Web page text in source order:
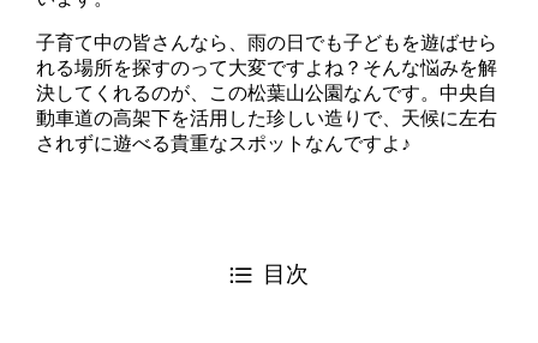
子育て中の皆さんなら、雨の日でも子どもを遊ばせら
れる場所を探すのって大変ですよね？そんな悩みを解
決してくれるのが、この松葉山公園なんです。中央自
動車道の高架下を活用した珍しい造りで、天候に左右
されずに遊べる貴重なスポットなんですよ♪
目次